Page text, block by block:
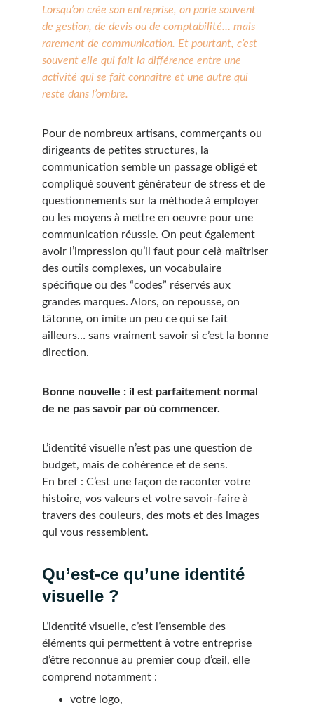
Lorsqu’on crée son entreprise, on parle souvent
de gestion, de devis ou de comptabilité… mais
rarement de communication. Et pourtant, c’est
souvent elle qui fait la différence entre une
activité qui se fait connaître et une autre qui
reste dans l’ombre.
Pour de nombreux artisans, commerçants ou
dirigeants de petites structures, la
communication semble un passage obligé et
compliqué souvent générateur de stress et de
questionnements sur la méthode à employer
ou les moyens à mettre en oeuvre pour une
communication réussie. On peut également
avoir l’impression qu’il faut pour celà maîtriser
des outils complexes, un vocabulaire
spécifique ou des “codes” réservés aux
grandes marques. Alors, on repousse, on
tâtonne, on imite un peu ce qui se fait
ailleurs… sans vraiment savoir si c’est la bonne
direction.
Bonne nouvelle : il est parfaitement normal
de ne pas savoir par où commencer.
L’identité visuelle n’est pas une question de
budget, mais de cohérence et de sens.
En bref : C’est une façon de raconter votre
histoire, vos valeurs et votre savoir-faire à
travers des couleurs, des mots et des images
qui vous ressemblent.
Qu’est-ce qu’une identité
visuelle ?
L’identité visuelle, c’est l’ensemble des
éléments qui permettent à votre entreprise
d’être reconnue au premier coup d’œil, elle
comprend notamment :
votre logo,